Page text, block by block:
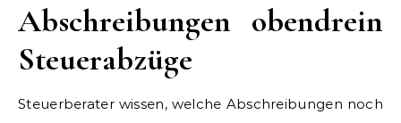
Abschreibungen obendrein
Steuerabzüge
Steuerberater wissen, welche Abschreibungen noch